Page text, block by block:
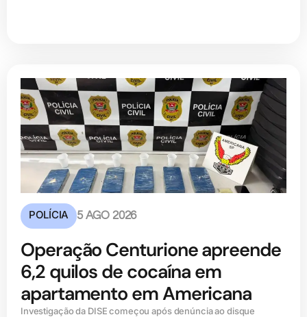
POLÍCIA 5 AGO 2026
Operação Centurione apreende
6,2 quilos de cocaína em
apartamento em Americana
Investigação da DISE começou após denúncia ao disque